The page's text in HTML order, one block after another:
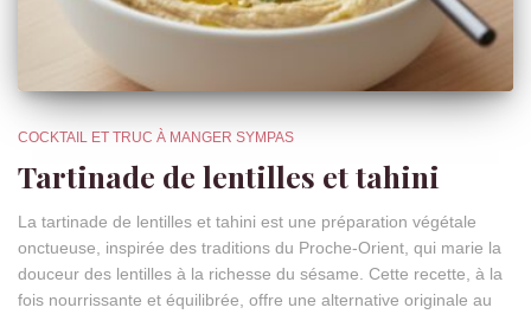
COCKTAIL ET TRUC À MANGER SYMPAS
Tartinade de lentilles et tahini
La tartinade de lentilles et tahini est une préparation végétale
onctueuse, inspirée des traditions du Proche-Orient, qui marie la
douceur des lentilles à la richesse du sésame. Cette recette, à la
fois nourrissante et équilibrée, offre une alternative originale au